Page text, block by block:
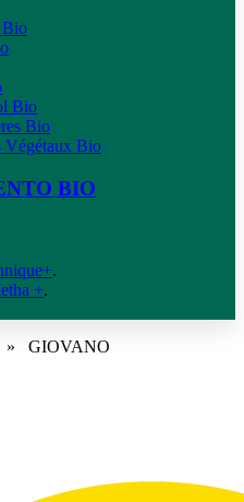
Bio
Bio
Bio
Végétaux Bio
BIO
.
+.
» GIOVANO